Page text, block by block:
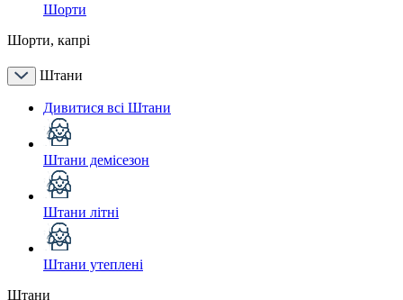
Шорти
Шорти, капрі
Штани
Дивитися всі Штани
Штани демісезон
Штани літні
Штани утеплені
Штани